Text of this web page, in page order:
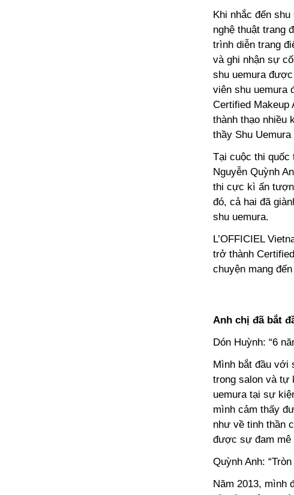
Khi nhắc đến
nghệ thuật trang
trình diễn trang
và ghi nhận sự
shu uemura
viên shu uemura
Certified Makeup
thành thạo nhiều
thầy Shu
Tại cuộc thi quốc
Nguyễn Quỳnh
thi cực kì ấn
đó, cả hai đã
shu uemura.
L’OFFICIEL
trở thành
chuyện mang
Anh chị đã bắt
Dón Huỳnh: “6
Mình bắt đầu với
trong salon và tự
uemura tại sự
mình cảm thấy
như về tinh thần
được sự đam mê
Quỳnh Anh:
Năm 2013, mình